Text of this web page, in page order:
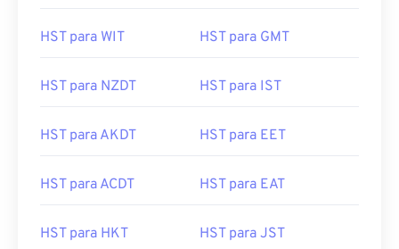
HST para WIT HST para GMT
HST para NZDT HST para IST
HST para AKDT HST para EET
HST para ACDT HST para EAT
HST para HKT HST para JST